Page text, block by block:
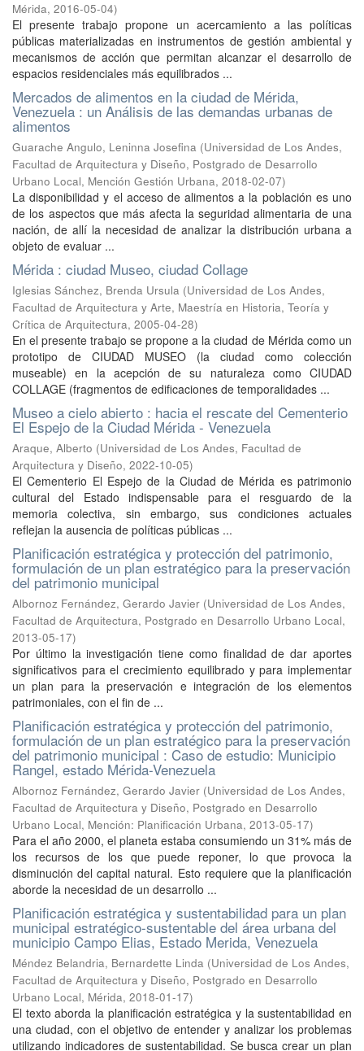
Mérida, 2016-05-04)
El presente trabajo propone un acercamiento a las políticas
públicas materializadas en instrumentos de gestión ambiental y
mecanismos de acción que permitan alcanzar el desarrollo de
espacios residenciales más equilibrados ...
Mercados de alimentos en la ciudad de Mérida,
Venezuela : un Análisis de las demandas urbanas de
alimentos
Guarache Angulo, Leninna Josefina (Universidad de Los Andes,
Facultad de Arquitectura y Diseño, Postgrado de Desarrollo
Urbano Local, Mención Gestión Urbana, 2018-02-07)
La disponibilidad y el acceso de alimentos a la población es uno
de los aspectos que más afecta la seguridad alimentaria de una
nación, de allí la necesidad de analizar la distribución urbana a
objeto de evaluar ...
Mérida : ciudad Museo, ciudad Collage
Iglesias Sánchez, Brenda Ursula (Universidad de Los Andes,
Facultad de Arquitectura y Arte, Maestría en Historia, Teoría y
Crítica de Arquitectura, 2005-04-28)
En el presente trabajo se propone a la ciudad de Mérida como un
prototipo de CIUDAD MUSEO (la ciudad como colección
museable) en la acepción de su naturaleza como CIUDAD
COLLAGE (fragmentos de edificaciones de temporalidades ...
Museo a cielo abierto : hacia el rescate del Cementerio
El Espejo de la Ciudad Mérida - Venezuela
Araque, Alberto (Universidad de Los Andes, Facultad de
Arquitectura y Diseño, 2022-10-05)
El Cementerio El Espejo de la Ciudad de Mérida es patrimonio
cultural del Estado indispensable para el resguardo de la
memoria colectiva, sin embargo, sus condiciones actuales
reflejan la ausencia de políticas públicas ...
Planificación estratégica y protección del patrimonio,
formulación de un plan estratégico para la preservación
del patrimonio municipal
Albornoz Fernández, Gerardo Javier (Universidad de Los Andes,
Facultad de Arquitectura, Postgrado en Desarrollo Urbano Local,
2013-05-17)
Por último la investigación tiene como finalidad de dar aportes
significativos para el crecimiento equilibrado y para implementar
un plan para la preservación e integración de los elementos
patrimoniales, con el fin de ...
Planificación estratégica y protección del patrimonio,
formulación de un plan estratégico para la preservación
del patrimonio municipal : Caso de estudio: Municipio
Rangel, estado Mérida-Venezuela
Albornoz Fernández, Gerardo Javier (Universidad de Los Andes,
Facultad de Arquitectura y Diseño, Postgrado en Desarrollo
Urbano Local, Mención: Planificación Urbana, 2013-05-17)
Para el año 2000, el planeta estaba consumiendo un 31% más de
los recursos de los que puede reponer, lo que provoca la
disminución del capital natural. Esto requiere que la planificación
aborde la necesidad de un desarrollo ...
Planificación estratégica y sustentabilidad para un plan
municipal estratégico-sustentable del área urbana del
municipio Campo Elias, Estado Merida, Venezuela
Méndez Belandria, Bernardette Linda (Universidad de Los Andes,
Facultad de Arquitectura y Diseño, Postgrado en Desarrollo
Urbano Local, Mérida, 2018-01-17)
El texto aborda la planificación estratégica y la sustentabilidad en
una ciudad, con el objetivo de entender y analizar los problemas
utilizando indicadores de sustentabilidad. Se busca crear un plan